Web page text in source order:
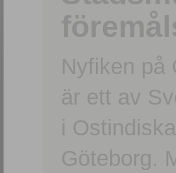
Nyfiken på
är ett av
i
Göteborg.